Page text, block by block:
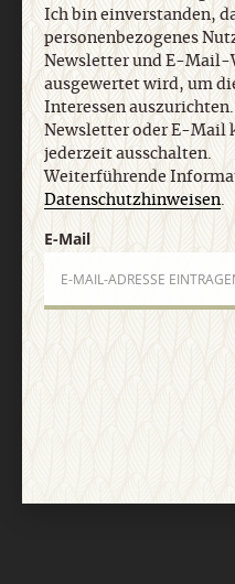
Ich bin einverstanden,
personenbezogenes
Newsletter und E-Mail-
ausgewertet wird, um
Interessen
Newsletter oder E-Mail
jederzeit ausschalten.
Weiterführende
Datenschutzhinweisen.
E-Mail